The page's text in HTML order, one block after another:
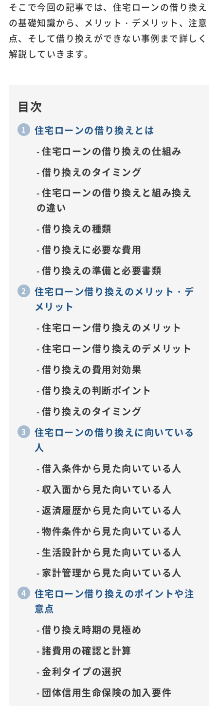
そこで今回の記事では、住宅ローンの借り換え
の基礎知識から、メリット・デメリット、注意
点、そして借り換えができない事例まで詳しく
解説していきます。
目次
住宅ローンの借り換えとは
住宅ローンの借り換えの仕組み
借り換えのタイミング
住宅ローンの借り換えと組み換え
の違い
借り換えの種類
借り換えに必要な費用
借り換えの準備と必要書類
住宅ローン借り換えのメリット・デ
メリット
住宅ローン借り換えのメリット
住宅ローン借り換えのデメリット
借り換えの費用対効果
借り換えの判断ポイント
借り換えのタイミング
住宅ローンの借り換えに向いている
人
借入条件から見た向いている人
収入面から見た向いている人
返済履歴から見た向いている人
物件条件から見た向いている人
生活設計から見た向いている人
家計管理から見た向いている人
住宅ローン借り換えのポイントや注
意点
借り換え時期の見極め
諸費用の確認と計算
金利タイプの選択
団体信用生命保険の加入要件